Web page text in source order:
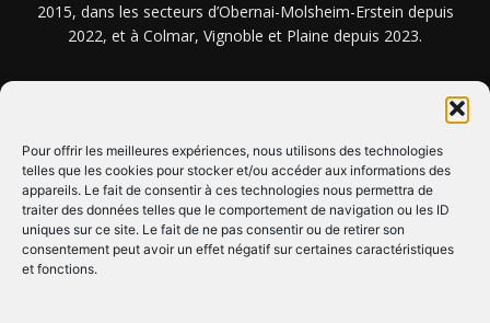
Pour offrir les meilleures expériences, nous utilisons des technologies
telles que les cookies pour stocker et/ou accéder aux informations des
appareils. Le fait de consentir à ces technologies nous permettra de
traiter des données telles que le comportement de navigation ou les ID
uniques sur ce site. Le fait de ne pas consentir ou de retirer son
consentement peut avoir un effet négatif sur certaines caractéristiques
et fonctions.
2015, dans les secteurs d’Obernai-Molsheim-Erstein depuis
2022, et à Colmar, Vignoble et Plaine depuis 2023.
CLIQUEZ ICI !
SUIVEZ-NOUS !